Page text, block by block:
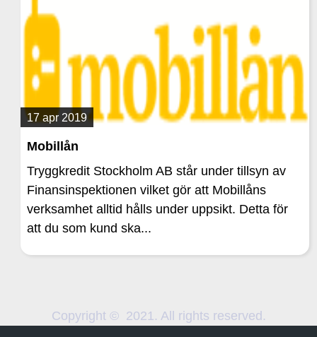
17 apr 2019
Mobillån
Tryggkredit Stockholm AB står under tillsyn av
Finansinspektionen vilket gör att Mobillåns
verksamhet alltid hålls under uppsikt. Detta för
att du som kund ska...
Copyright © 2021. All rights reserved.